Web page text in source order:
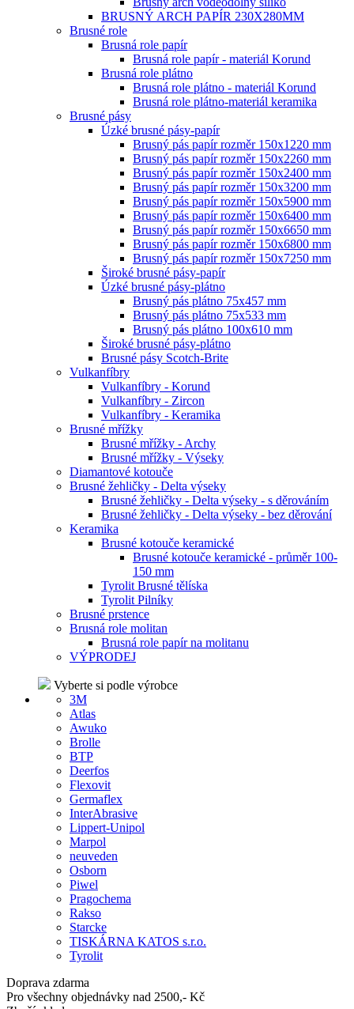
BRUSNÝ ARCH PAPÍR 230X280MM
Brusné role
Brusná role papír
Brusná role papír - materiál Korund
Brusná role plátno
Brusná role plátno - materiál Korund
Brusná role plátno-materiál keramika
Brusné pásy
Úzké brusné pásy-papír
Brusný pás papír rozměr 150x1220 mm
Brusný pás papír rozměr 150x2260 mm
Brusný pás papír rozměr 150x2400 mm
Brusný pás papír rozměr 150x3200 mm
Brusný pás papír rozměr 150x5900 mm
Brusný pás papír rozměr 150x6400 mm
Brusný pás papír rozměr 150x6650 mm
Brusný pás papír rozměr 150x6800 mm
Brusný pás papír rozměr 150x7250 mm
Široké brusné pásy-papír
Úzké brusné pásy-plátno
Brusný pás plátno 75x457 mm
Brusný pás plátno 75x533 mm
Brusný pás plátno 100x610 mm
Široké brusné pásy-plátno
Brusné pásy Scotch-Brite
Vulkanfíbry
Vulkanfíbry - Korund
Vulkanfíbry - Zircon
Vulkanfíbry - Keramika
Brusné mřížky
Brusné mřížky - Archy
Brusné mřížky - Výseky
Diamantové kotouče
Brusné žehličky - Delta výseky
Brusné žehličky - Delta výseky - s děrováním
Brusné žehličky - Delta výseky - bez děrování
Keramika
Brusné kotouče keramické
Brusné kotouče keramické - průměr 100-
150 mm
Tyrolit Brusné tělíska
Tyrolit Pilníky
Brusné prstence
Brusná role molitan
Brusná role papír na molitanu
VÝPRODEJ
Vyberte si podle výrobce
3M
Atlas
Awuko
Brolle
BTP
Deerfos
Flexovit
Germaflex
InterAbrasive
Lippert-Unipol
Marpol
neuveden
Osborn
Piwel
Pragochema
Rakso
Starcke
TISKÁRNA KATOS s.r.o.
Tyrolit
Doprava zdarma
Pro všechny objednávky nad 2500,- Kč